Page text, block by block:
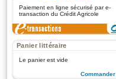
Paiement en ligne sécurisé par e-
transaction du Crédit Agricole
Panier littéraire
Le panier est vide
Commander